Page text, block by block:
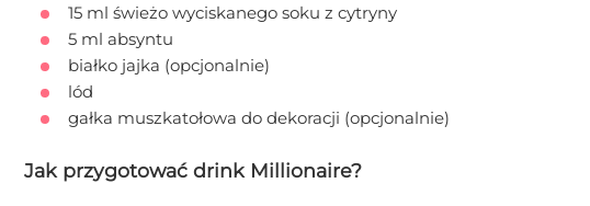
15 ml świeżo wyciskanego soku z cytryny
5 ml absyntu
białko jajka (opcjonalnie)
lód
gałka muszkatołowa do dekoracji (opcjonalnie)
Jak przygotować drink Millionaire?